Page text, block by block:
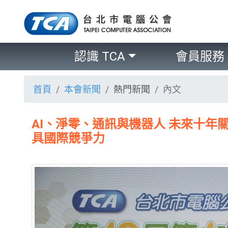
認識 TCA 會員服務
首頁 本會新聞 熱門新聞 內文
AI、淨零、通訊與機器人 未來十年
具國際競爭力